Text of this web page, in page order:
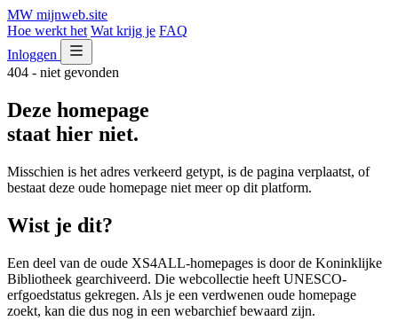
MW mijnweb.site
Hoe werkt het Wat krijg je FAQ
Inloggen
404 - niet gevonden
Deze homepage
staat hier niet.
Misschien is het adres verkeerd getypt, is de pagina verplaatst, of
bestaat deze oude homepage niet meer op dit platform.
Wist je dit?
Een deel van de oude XS4ALL-homepages is door de Koninklijke
Bibliotheek gearchiveerd. Die webcollectie heeft UNESCO-
erfgoedstatus gekregen. Als je een verdwenen oude homepage
zoekt, kan die dus nog in een webarchief bewaard zijn.